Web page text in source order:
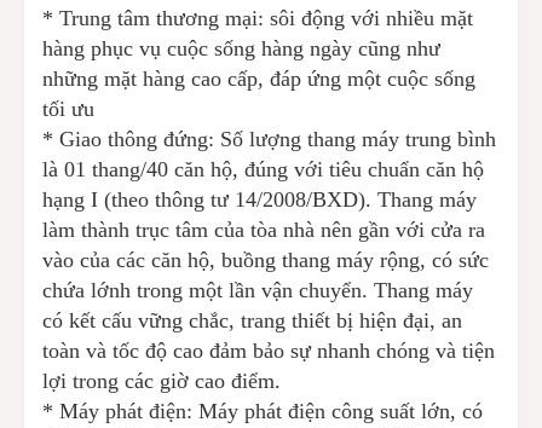
* Trung tâm thương mại: sôi động với nhiều mặt
hàng phục vụ cuộc sống hàng ngày cũng như
những mặt hàng cao cấp, đáp ứng một cuộc sống
tối ưu
* Giao thông đứng: Số lượng thang máy trung bình
là 01 thang/40 căn hộ, đúng với tiêu chuẩn căn hộ
hạng I (theo thông tư 14/2008/BXD). Thang máy
làm thành trục tâm của tòa nhà nên gần với cửa ra
vào của các căn hộ, buồng thang máy rộng, có sức
chứa lớnh trong một lần vận chuyển. Thang máy
có kết cấu vững chắc, trang thiết bị hiện đại, an
toàn và tốc độ cao đảm bảo sự nhanh chóng và tiện
lợi trong các giờ cao điểm.
* Máy phát điện: Máy phát điện công suất lớn, có